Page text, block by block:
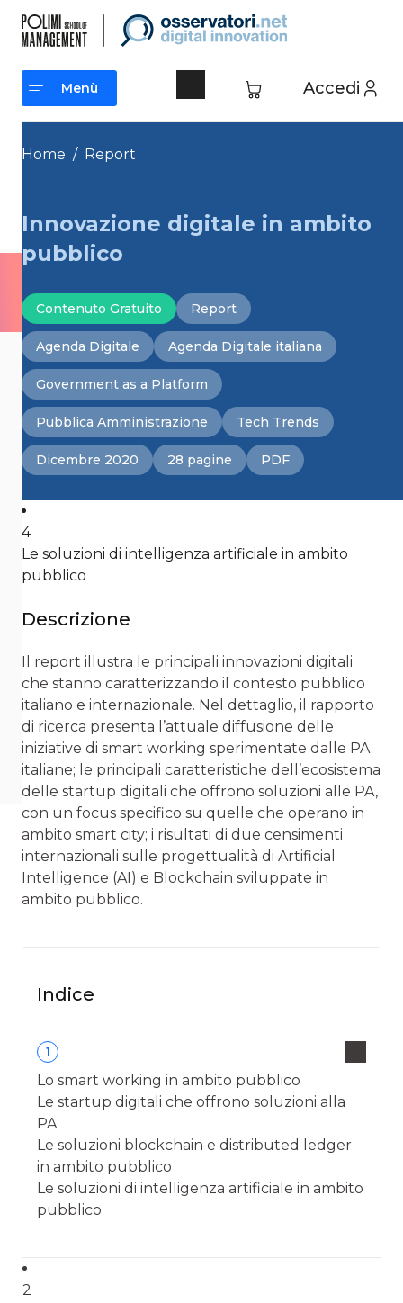
contenuto
Accedi
Menù
Menù
Home / Report
Innovazione digitale in ambito
pubblico
Contenuto Gratuito Report
Agenda Digitale Agenda Digitale italiana
Government as a Platform
Pubblica Amministrazione Tech Trends
Dicembre 2020 28 pagine PDF
Descrizione
Il report illustra le principali innovazioni digitali
che stanno caratterizzando il contesto pubblico
italiano e internazionale. Nel dettaglio, il rapporto
di ricerca presenta l’attuale diffusione delle
iniziative di smart working sperimentate dalle PA
italiane; le principali caratteristiche dell’ecosistema
delle startup digitali che offrono soluzioni alle PA,
con un focus specifico su quelle che operano in
ambito smart city; i risultati di due censimenti
internazionali sulle progettualità di Artificial
Intelligence (AI) e Blockchain sviluppate in
ambito pubblico.
Indice
1
Lo smart working in ambito pubblico
Le startup digitali che offrono soluzioni alla
PA
Le soluzioni blockchain e distributed ledger
in ambito pubblico
Le soluzioni di intelligenza artificiale in ambito
pubblico
2
4
Le soluzioni di intelligenza artificiale in ambito
pubblico